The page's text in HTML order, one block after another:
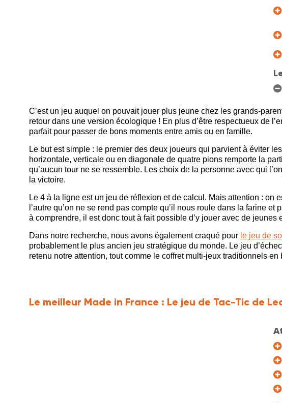
C’est un jeu auquel on pouvait jouer plus jeune chez les grands-
retour dans une version écologique ! En plus d’être respectueux de
parfait pour passer de bons moments entre amis ou en famille.
Le but est simple : le premier des deux joueurs qui parvient à éviter
horizontale, verticale ou en diagonale de quatre pions remporte la
qu’aucun tour ne se ressemble. Les choix de la personne avec qui
la victoire.
Le 4 à la ligne est un jeu de réflexion et de calcul. Mais attention : on
l’autre qu’on ne se rend pas compte qu’il nous roule dans la farine
à comprendre, il est donc tout à fait possible d’y jouer avec de jeunes
Dans notre recherche, nous avons également craqué pour le jeu de
probablement le plus ancien jeu stratégique du monde. Le jeu
retenu notre attention, tout comme le coffret multi-jeux traditionnels en
Le meilleur Made in France : Le jeu de Tac-Tic de